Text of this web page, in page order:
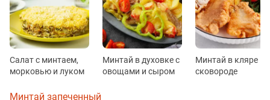
Салат с минтаем,
морковью и луком
Минтай в духовке с
овощами и сыром
Минтай в кляре на
сковороде
Минтай запеченный